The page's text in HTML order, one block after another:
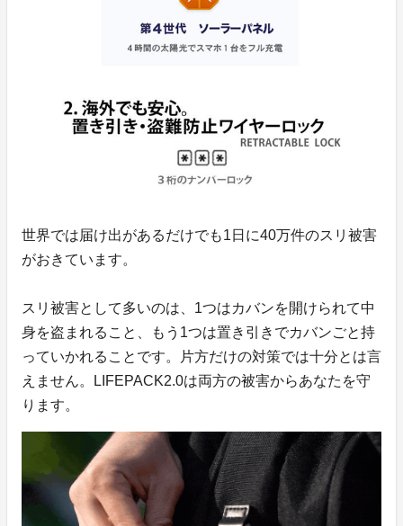
世界では届け出があるだけでも1日に40万件のスリ被害
がおきています。
スリ被害として多いのは、1つはカバンを開けられて中
身を盗まれること、もう1つは置き引きでカバンごと持
っていかれることです。片方だけの対策では十分とは言
えません。LIFEPACK2.0は両方の被害からあなたを守
ります。